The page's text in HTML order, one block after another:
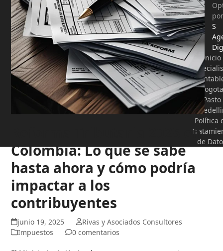
Reforma Tributaria 2025 en
Colombia: Lo que se sabe
hasta ahora y cómo podría
impactar a los
contribuyentes
junio 19, 2025
Rivas y Asociados Consultores
Impuestos
0 comentarios
por
S
Inicio
Pasto
Política
de